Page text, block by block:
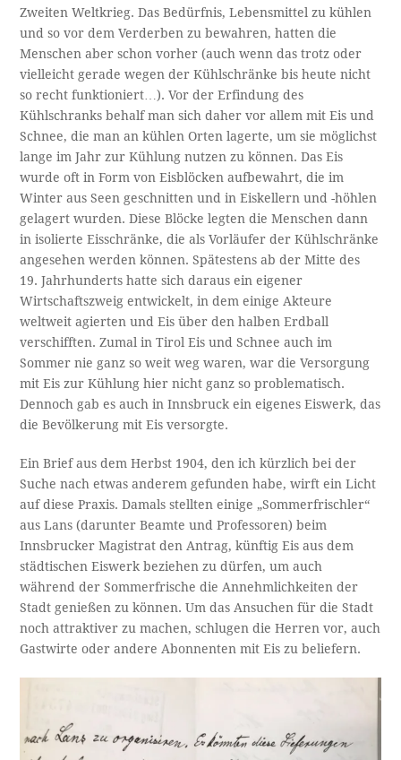
Zweiten Weltkrieg. Das Bedürfnis, Lebensmittel zu kühlen
und so vor dem Verderben zu bewahren, hatten die
Menschen aber schon vorher (auch wenn das trotz oder
vielleicht gerade wegen der Kühlschränke bis heute nicht
so recht funktioniert…). Vor der Erfindung des
Kühlschranks behalf man sich daher vor allem mit Eis und
Schnee, die man an kühlen Orten lagerte, um sie möglichst
lange im Jahr zur Kühlung nutzen zu können. Das Eis
wurde oft in Form von Eisblöcken aufbewahrt, die im
Winter aus Seen geschnitten und in Eiskellern und -höhlen
gelagert wurden. Diese Blöcke legten die Menschen dann
in isolierte Eisschränke, die als Vorläufer der Kühlschränke
angesehen werden können. Spätestens ab der Mitte des
19. Jahrhunderts hatte sich daraus ein eigener
Wirtschaftszweig entwickelt, in dem einige Akteure
weltweit agierten und Eis über den halben Erdball
verschifften. Zumal in Tirol Eis und Schnee auch im
Sommer nie ganz so weit weg waren, war die Versorgung
mit Eis zur Kühlung hier nicht ganz so problematisch.
Dennoch gab es auch in Innsbruck ein eigenes Eiswerk, das
die Bevölkerung mit Eis versorgte.
Ein Brief aus dem Herbst 1904, den ich kürzlich bei der
Suche nach etwas anderem gefunden habe, wirft ein Licht
auf diese Praxis. Damals stellten einige „Sommerfrischler“
aus Lans (darunter Beamte und Professoren) beim
Innsbrucker Magistrat den Antrag, künftig Eis aus dem
städtischen Eiswerk beziehen zu dürfen, um auch
während der Sommerfrische die Annehmlichkeiten der
Stadt genießen zu können. Um das Ansuchen für die Stadt
noch attraktiver zu machen, schlugen die Herren vor, auch
Gastwirte oder andere Abonnenten mit Eis zu beliefern.